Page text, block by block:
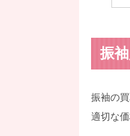
振
振袖の
適切な